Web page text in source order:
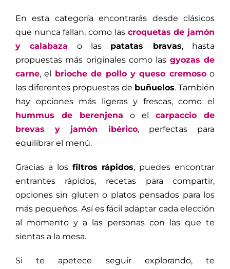
En esta categoría encontrarás desde clásicos
que nunca fallan, como las croquetas de jamón
y calabaza o las patatas bravas, hasta
propuestas más originales como las gyozas de
carne, el brioche de pollo y queso cremosoo
las diferentes propuestas de buñuelos. También
hay opciones más ligeras y frescas, como el
hummus de berenjena o elcarpaccio de
brevas y jamón ibérico, perfectas para
equilibrar el menú.
Gracias a los filtros rápidos, puedes encontrar
entrantes rápidos, recetas para compartir,
opciones sin gluten o platos pensados para los
más pequeños. Así es fácil adaptar cada elección
al momento y a las personas con las que te
sientas a la mesa.
Si te apetece seguir explorando, te